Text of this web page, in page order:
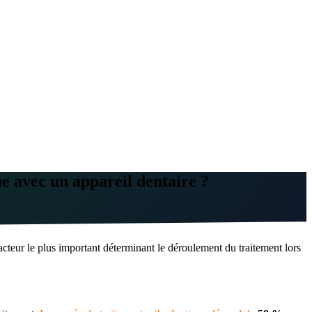
avec un appareil dentaire ?
le plus important déterminant le déroulement du traitement lors